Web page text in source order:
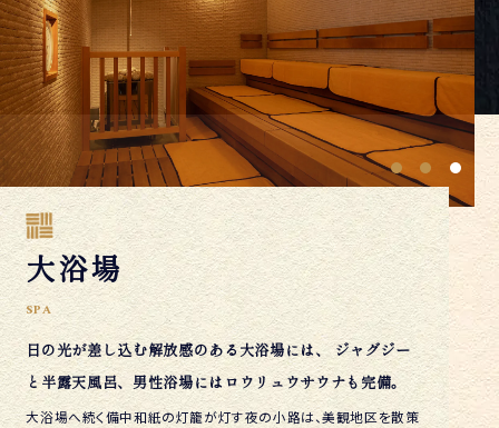
大浴場
SPA
日の光が差し込む解放感のある大浴場には、 ジャグジー
と半露天風呂、男性浴場にはロウリュウサウナも完備。
大浴場へ続く備中和紙の灯籠が灯す夜の小路は、美観地区を散策